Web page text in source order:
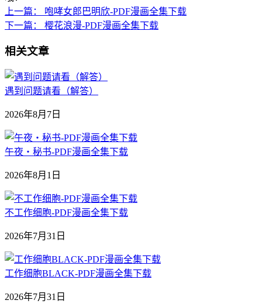
上一篇：
咆哮女郎巴明欣-PDF漫画全集下载
下一篇：
樱花浪漫-PDF漫画全集下载
相关文章
遇到问题请看（解答）
2026年8月7日
午夜‧秘书-PDF漫画全集下载
2026年8月1日
不工作细胞-PDF漫画全集下载
2026年7月31日
工作细胞BLACK-PDF漫画全集下载
2026年7月31日